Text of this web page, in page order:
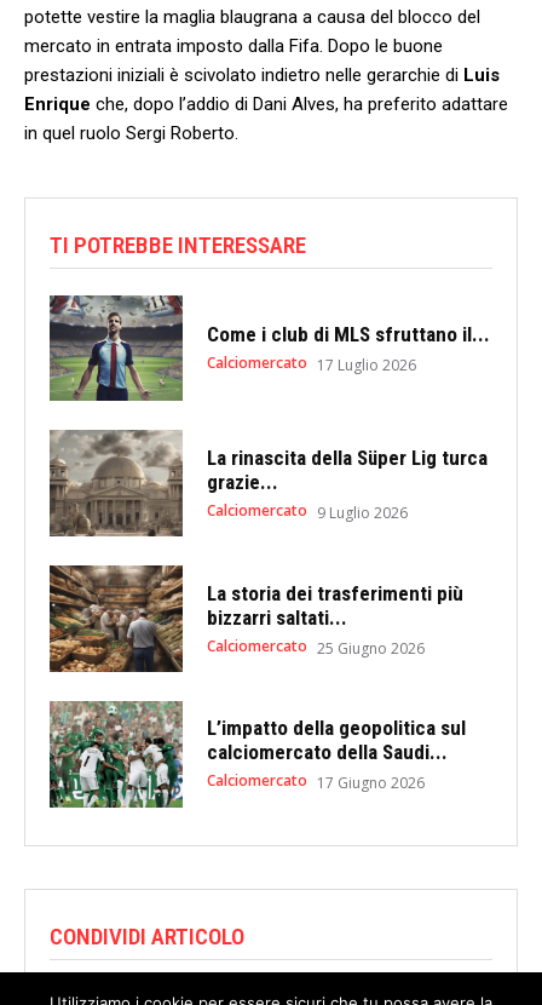
potette vestire la maglia blaugrana a causa del blocco del
mercato in entrata imposto dalla Fifa. Dopo le buone
prestazioni iniziali è scivolato indietro nelle gerarchie di Luis
Enrique che, dopo l’addio di Dani Alves, ha preferito adattare
in quel ruolo Sergi Roberto.
TI POTREBBE INTERESSARE
Come i club di MLS sfruttano il...
Calciomercato 17 Luglio 2026
La rinascita della Süper Lig turca
grazie...
Calciomercato 9 Luglio 2026
La storia dei trasferimenti più
bizzarri saltati...
Calciomercato 25 Giugno 2026
L’impatto della geopolitica sul
calciomercato della Saudi...
Calciomercato 17 Giugno 2026
CONDIVIDI ARTICOLO